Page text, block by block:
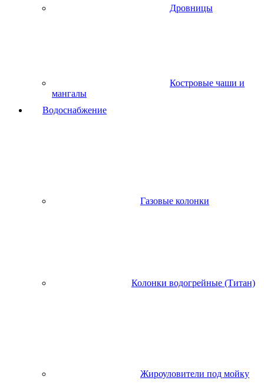
Дровницы
Костровые чаши и
мангалы
Водоснабжение
Газовые колонки
Колонки водогрейные (Титан)
Жироуловители под мойку